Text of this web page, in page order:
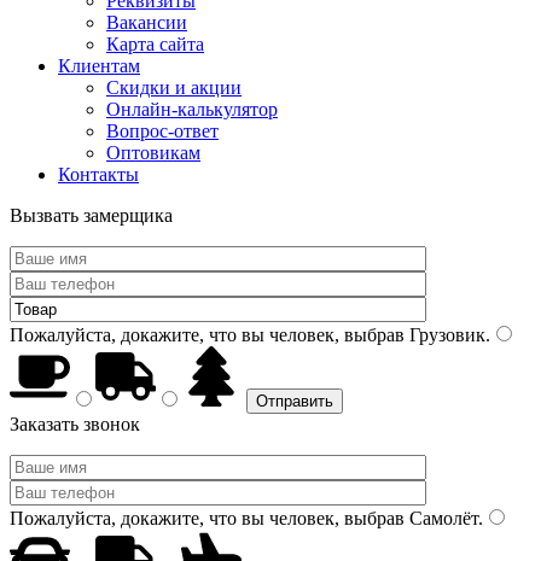
Вакансии
Карта сайта
Клиентам
Скидки и акции
Онлайн-калькулятор
Вопрос-ответ
Оптовикам
Контакты
Вызвать замерщика
Пожалуйста, докажите, что вы человек, выбрав Грузовик.
Заказать звонок
Пожалуйста, докажите, что вы человек, выбрав Самолёт.